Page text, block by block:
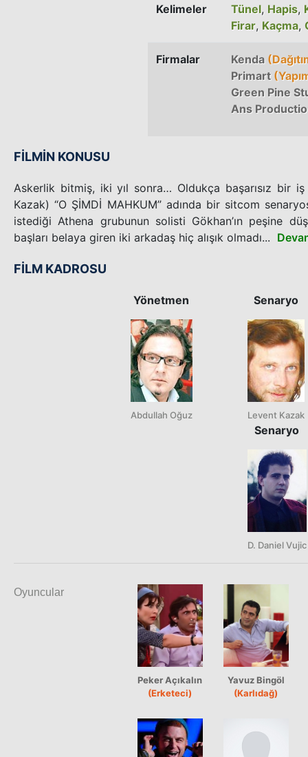
Kelimeler
Tünel, Hapis,
Firar, Kaçma,
Firmalar Kenda
Primart
Green Pine
Ans
FİLMİN KONUSU
Askerlik bitmiş, iki yıl sonra… Oldukça başarısız bir
Kazak) “O ŞİMDİ MAHKUM” adında bir sitcom
istediği Athena grubunun solisti Gökhan’ın peşine
başları belaya giren iki arkadaş hiç alışık olmadı...
FİLM KADROSU
Yönetmen
Abdullah Oğuz
Senaryo
Levent Kazak
Senaryo
D. Daniel Vujic
Oyuncular
Peker Açıkalın
(Erketeci)
Yavuz Bingöl
(Karlıdağ)